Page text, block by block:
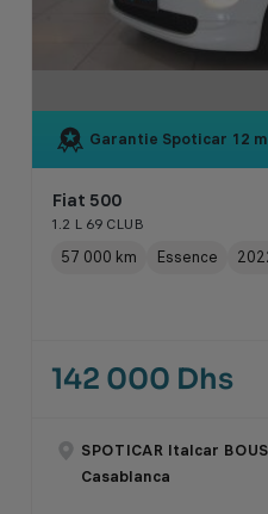
Garantie Spoticar 12
Fiat 500
1.2 L 69 CLUB
57 000 km Essence
142 000 Dhs
SPOTICAR Italcar
Casablanca